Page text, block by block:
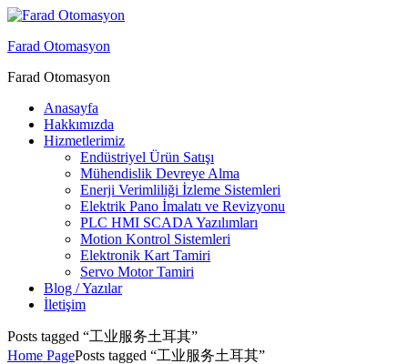
Menu
Farad Otomasyon
Farad Otomasyon
Anasayfa
Hakkımızda
Hizmetlerimiz
Endüstriyel Ürün Satışı
Mühendislik Devreye Alma
Enerji Verimliliği İzleme Sistemleri
Elektrik Pano İmalatı ve Revizyonu
PLC HMI SCADA Yazılımları
Motion Kontrol Sistemleri
Elektronik Kart Tamiri
Servo Motor Tamiri
Blog / Yazılar
İletişim
Posts tagged “工业服务土耳其”
Home PagePosts tagged “工业服务土耳其”